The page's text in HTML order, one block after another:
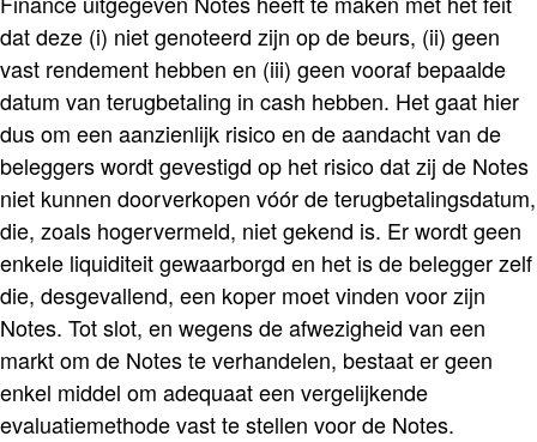
dat deze (i) niet genoteerd zijn op de beurs, (ii) geen
vast rendement hebben en (iii) geen vooraf bepaalde
datum van terugbetaling in cash hebben. Het gaat hier
dus om een aanzienlijk risico en de aandacht van de
beleggers wordt gevestigd op het risico dat zij de Notes
niet kunnen doorverkopen vóór de terugbetalingsdatum,
die, zoals hogervermeld, niet gekend is. Er wordt geen
enkele liquiditeit gewaarborgd en het is de belegger zelf
die, desgevallend, een koper moet vinden voor zijn
Notes. Tot slot, en wegens de afwezigheid van een
markt om de Notes te verhandelen, bestaat er geen
enkel middel om adequaat een vergelijkende
evaluatiemethode vast te stellen voor de Notes.